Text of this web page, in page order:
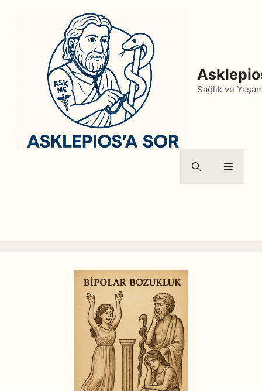
Sağlık ve
Menü